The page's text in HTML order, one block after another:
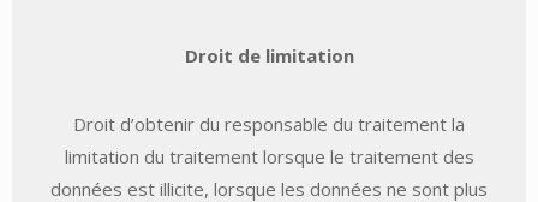
Droit de limitation
Droit d’obtenir du responsable du traitement la
limitation du traitement lorsque le traitement des
données est illicite, lorsque les données ne sont plus